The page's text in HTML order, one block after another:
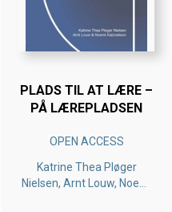
PLADS TIL AT LÆRE –
PÅ LÆREPLADSEN
OPEN ACCESS
Katrine Thea Pløger
Nielsen, Arnt Louw, Noemi